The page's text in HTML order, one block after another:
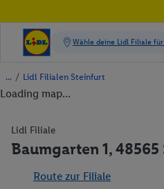
/ Lidl Filialen Steinfurt
Loading map...
Lidl Filiale
Baumgarten 1,
Route zur Filiale